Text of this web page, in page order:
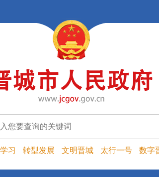
习 转型发展 文明晋城 太行一号 数字